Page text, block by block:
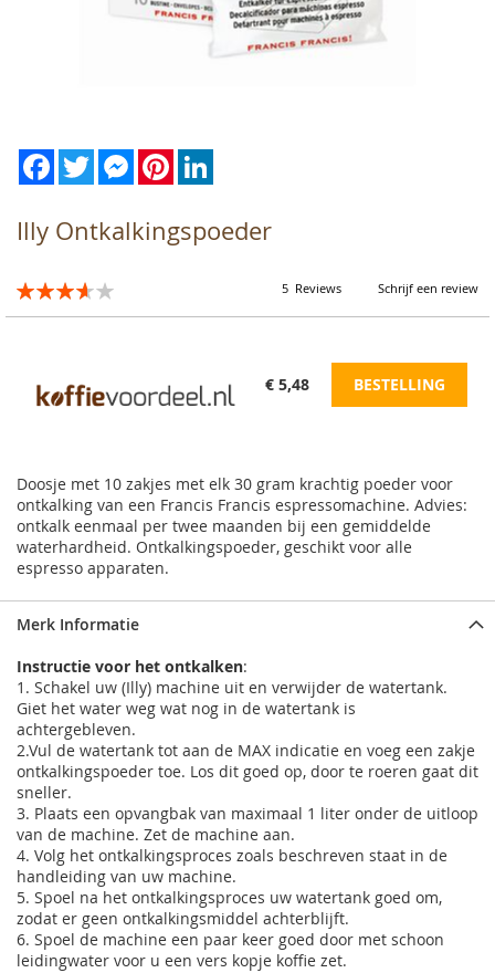
Illy Ontkalkingspoeder
Waardering:
5 Reviews Schrijf een review
€ 5,48 BESTELLING
Doosje met 10 zakjes met elk 30 gram krachtig poeder voor
ontkalking van een Francis Francis espressomachine. Advies:
ontkalk eenmaal per twee maanden bij een gemiddelde
waterhardheid. Ontkalkingspoeder, geschikt voor alle
espresso apparaten.
Ga
naar
begin
van
afbeeldingen-
gallerij
FacebookTwitterMessengerPinterest
Merk Informatie
Instructie voor het ontkalken:
1. Schakel uw (Illy) machine uit en verwijder de watertank.
Giet het water weg wat nog in de watertank is
achtergebleven.
2.Vul de watertank tot aan de MAX indicatie en voeg een zakje
ontkalkingspoeder toe. Los dit goed op, door te roeren gaat dit
sneller.
3. Plaats een opvangbak van maximaal 1 liter onder de uitloop
van de machine. Zet de machine aan.
4. Volg het ontkalkingsproces zoals beschreven staat in de
handleiding van uw machine.
5. Spoel na het ontkalkingsproces uw watertank goed om,
zodat er geen ontkalkingsmiddel achterblijft.
6. Spoel de machine een paar keer goed door met schoon
leidingwater voor u een vers kopje koffie zet.